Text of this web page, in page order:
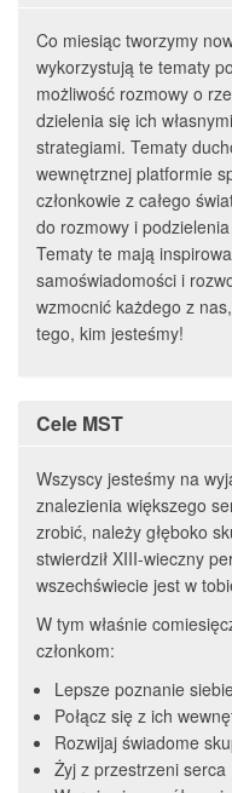
Co miesiąc tworzymy
wykorzystują te tematy
możliwość rozmowy o
dzielenia się ich
strategiami. Tematy
wewnętrznej platformie
członkowie z całego
do rozmowy i
Tematy te mają
samoświadomości i
wzmocnić każdego z
tego, kim jesteśmy!
Cele MST
Wszyscy jesteśmy na
znalezienia większego
zrobić, należy głęboko
stwierdził XIII-wieczny
wszechświecie jest w
W tym właśnie
członkom:
Lepsze poznanie
Połącz się z ich
Rozwijaj świadome
Żyj z przestrzeni serca